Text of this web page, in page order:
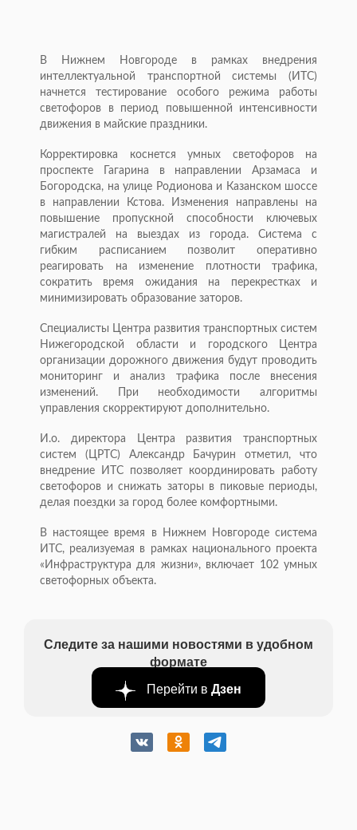
В Нижнем Новгороде в рамках внедрения
интеллектуальной транспортной системы (ИТС)
начнется тестирование особого режима работы
светофоров в период повышенной интенсивности
движения в майские праздники.
Корректировка коснется умных светофоров на
проспекте Гагарина в направлении Арзамаса и
Богородска, на улице Родионова и Казанском шоссе
в направлении Кстова. Изменения направлены на
повышение пропускной способности ключевых
магистралей на выездах из города. Система с
гибким расписанием позволит оперативно
реагировать на изменение плотности трафика,
сократить время ожидания на перекрестках и
минимизировать образование заторов.
Специалисты Центра развития транспортных систем
Нижегородской области и городского Центра
организации дорожного движения будут проводить
мониторинг и анализ трафика после внесения
изменений. При необходимости алгоритмы
управления скорректируют дополнительно.
И.о. директора Центра развития транспортных
систем (ЦРТС) Александр Бачурин отметил, что
внедрение ИТС позволяет координировать работу
светофоров и снижать заторы в пиковые периоды,
делая поездки за город более комфортными.
В настоящее время в Нижнем Новгороде система
ИТС, реализуемая в рамках национального проекта
«Инфраструктура для жизни», включает 102 умных
светофорных объекта.
Следите за нашими новостями в удобном
формате
Перейти в Дзен